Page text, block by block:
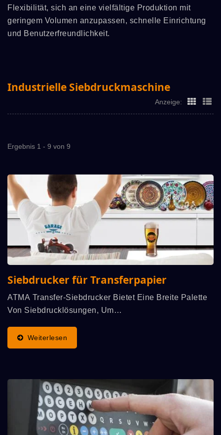
Flexibilität, sich an eine vielfältige Produktion mit
geringem Volumen anzupassen, schnelle Einrichtung
und Benutzerfreundlichkeit.
Industrielle Siebdruckmaschine
Anzeige:
Ergebnis 1 - 9 von 9
Siebdrucker für Transferpapier
ATMA Transfer-Siebdrucker Bietet Eine Breite Palette
Von Siebdrucklösungen, Um
Zu Erreichen, Wie Zum Beispiel Die Erschwingliche
Vollautomatische...
Weiterlesen